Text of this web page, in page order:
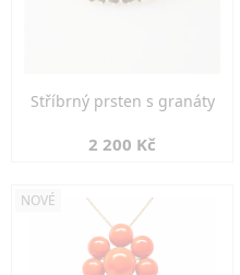
Stříbrný prsten s granáty
2 200 Kč
NOVÉ